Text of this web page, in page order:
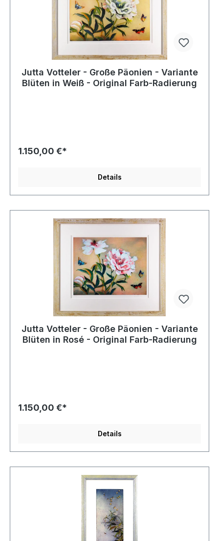
Jutta Votteler - Große Päonien - Variante
Blüten in Weiß - Original Farb-Radierung
1.150,00 €*
Details
Jutta Votteler - Große Päonien - Variante
Blüten in Rosé - Original Farb-Radierung
1.150,00 €*
Details